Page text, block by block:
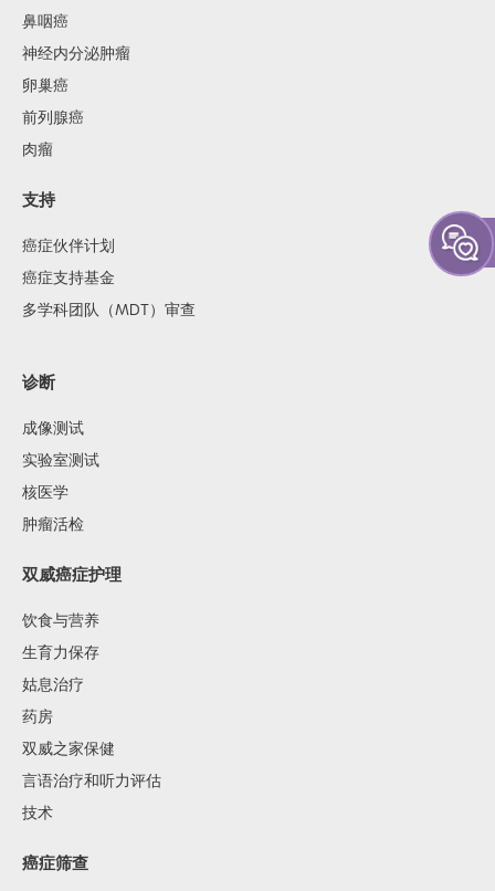
鼻咽癌
神经内分泌肿瘤
卵巢癌
前列腺癌
肉瘤
支持
癌症伙伴计划
癌症支持基金
多学科团队（MDT）审查
诊断
成像测试
实验室测试
核医学
肿瘤活检
双威癌症护理
饮食与营养
生育力保存
姑息治疗
药房
双威之家保健
言语治疗和听力评估
技术
癌症筛查